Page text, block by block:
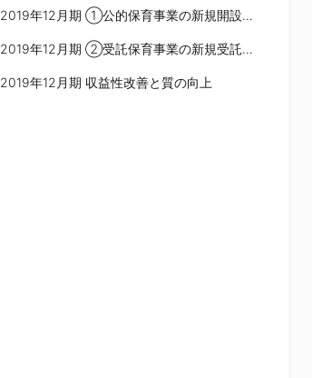
2019年12月期 ①公的保育事業の新規開設拡大
2019年12月期 ②受託保育事業の新規受託拡大
2019年12月期 収益性改善と質の向上